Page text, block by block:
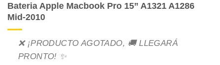
Bateria Apple Macbook Pro 15” A1321 A1286
Mid-2010
❌ ¡PRODUCTO AGOTADO, 🚚 LLEGARÁ
PRONTO! ✨